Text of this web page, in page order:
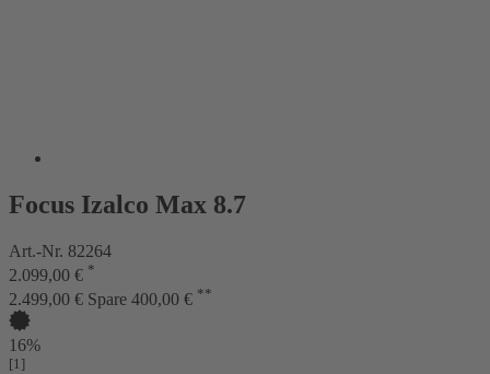
Focus Izalco Max 8.7
Art.-Nr. 82264
2.099,00 € *
2.499,00 € Spare 400,00 € **
16%
[1]